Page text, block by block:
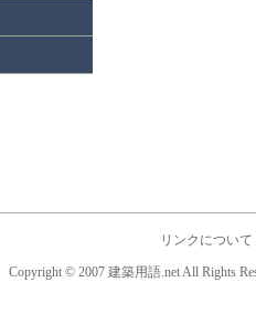
リンクについて
Copyright © 2007 建築用語.net All Rights